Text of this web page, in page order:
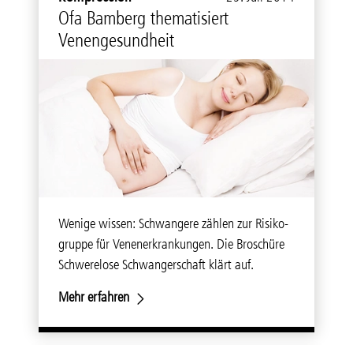
Ofa Bamberg thematisiert
Venengesundheit
Wenige wissen: Schwangere zählen zur Risiko-
gruppe für Venenerkrankungen. Die Broschüre
Schwerelose Schwangerschaft klärt auf.
Mehr erfahren